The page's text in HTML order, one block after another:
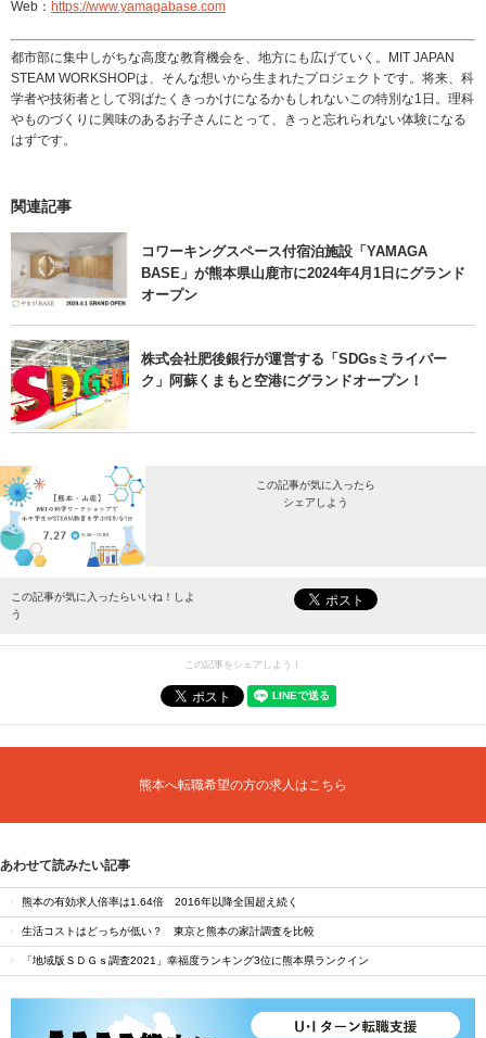
Web： https://www.yamagabase.com
都市部に集中しがちな高度な教育機会を、地方にも広げていく。MIT JAPAN
STEAM WORKSHOPは、そんな想いから生まれたプロジェクトです。将来、科
学者や技術者として羽ばたくきっかけになるかもしれないこの特別な1日。理科
やものづくりに興味のあるお子さんにとって、きっと忘れられない体験になる
はずです。
関連記事
コワーキングスペース付宿泊施設「YAMAGA
BASE」が熊本県山鹿市に2024年4月1日にグランド
オープン
株式会社肥後銀行が運営する「SDGsミライパー
ク」阿蘇くまもと空港にグランドオープン！
この記事が気に入ったら
シェアしよう
最新情報をお届けします。
この記事が気に入ったらいいね！しよ
う
この記事をシェアしよう！
熊本へ転職希望の方の求人はこちら
あわせて読みたい記事
熊本の有効求人倍率は1.64倍 2016年以降全国超え続く
生活コストはどっちが低い？ 東京と熊本の家計調査を比較
「地域版ＳＤＧｓ調査2021」幸福度ランキング3位に熊本県ランクイン